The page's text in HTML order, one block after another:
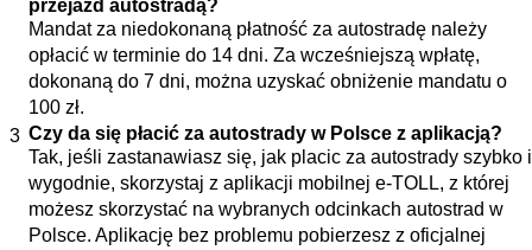
przejazd autostradą?
Mandat za niedokonaną płatność za autostradę należy
opłacić w terminie do 14 dni. Za wcześniejszą wpłatę,
dokonaną do 7 dni, można uzyskać obniżenie mandatu o
100 zł.
Czy da się płacić za autostrady w Polsce z aplikacją?
Tak, jeśli zastanawiasz się, jak placic za autostrady szybko i
wygodnie, skorzystaj z aplikacji mobilnej e-TOLL, z której
możesz skorzystać na wybranych odcinkach autostrad w
Polsce. Aplikację bez problemu pobierzesz z oficjalnej